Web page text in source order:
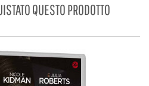
QUESTO PRODOTTO